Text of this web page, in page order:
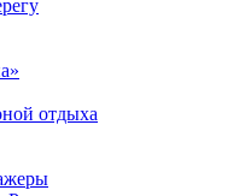
отдыха